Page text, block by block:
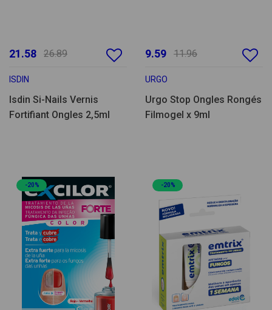
21.58 26.89
ISDIN
Isdin Si-Nails Vernis
Fortifiant Ongles 2,5ml
9.59 11.96
URGO
Urgo Stop Ongles Rongés
Filmogel x 9ml
-20% -20%